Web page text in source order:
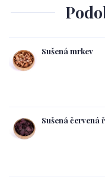
Sušená mrkev
Sušená červená